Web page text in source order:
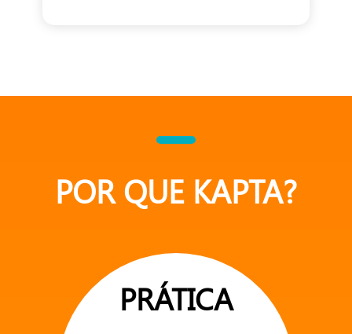
POR QUE KAPTA?
PRÁTICA